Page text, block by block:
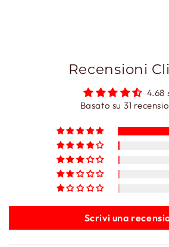
Recensioni
4.68
Basato su 31
Scrivi una